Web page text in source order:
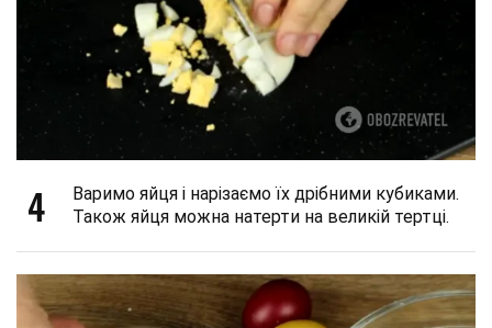
4
Варимо яйця і нарізаємо їх дрібними кубиками.
Також яйця можна натерти на великій тертці.